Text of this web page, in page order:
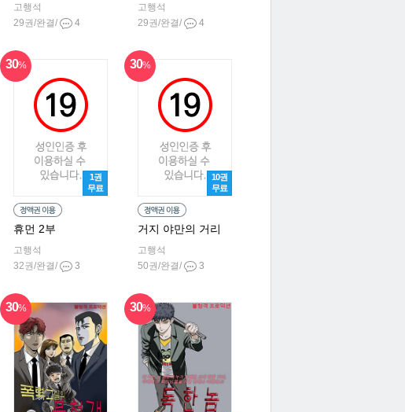
고행석
29권/완결/
4
고행석
29권/완결/
4
30%
1권
무료
휴먼 2부
고행석
32권/완결/
3
30%
10권
무료
거지 야만의 거리
고행석
50권/완결/
3
30% 30%